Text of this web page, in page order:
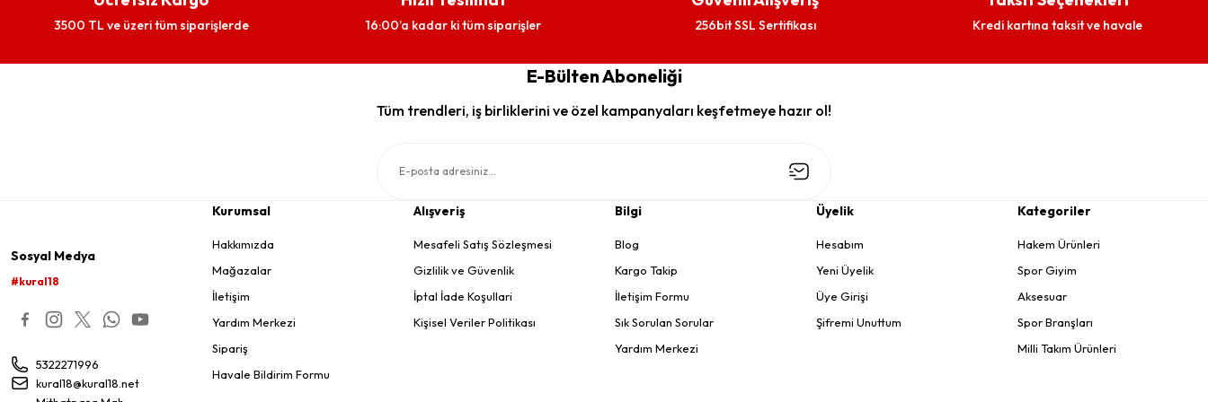
3500 TL ve üzeri tüm siparişlerde 16:00’a kadar ki tüm siparişler 256bit SSL Sertifikası Kredi kartına taksit ve havale
E-Bülten Aboneliği
Tüm trendleri, iş birliklerini ve özel kampanyaları keşfetmeye hazır ol!
Sosyal Medya
#kural18
5322271996
kural18@kural18.net
Kurumsal
Hakkımızda
Mağazalar
İletişim
Yardım Merkezi
Sipariş
Havale Bildirim Formu
Alışveriş
Mesafeli Satış Sözleşmesi
Gizlilik ve Güvenlik
İptal İade Koşullari
Kişisel Veriler Politikası
Bilgi
Blog
Kargo Takip
İletişim Formu
Sık Sorulan Sorular
Yardım Merkezi
Üyelik
Hesabım
Yeni Üyelik
Üye Girişi
Şifremi Unuttum
Kategoriler
Hakem Ürünleri
Spor Giyim
Aksesuar
Spor Branşları
Milli Takım Ürünleri